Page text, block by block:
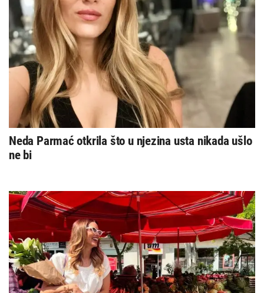
Neda Parmać otkrila što u njezina usta nikada ušlo
ne bi